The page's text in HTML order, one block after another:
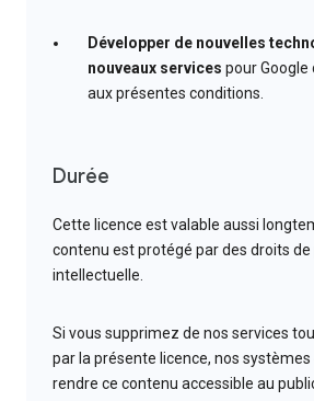
Développer de nouvelles
nouveaux services pour
aux présentes conditions.
Durée
Cette licence est valable aussi
contenu est protégé par des droits
intellectuelle.
Si vous supprimez de nos services
par la présente licence, nos
rendre ce contenu accessible au